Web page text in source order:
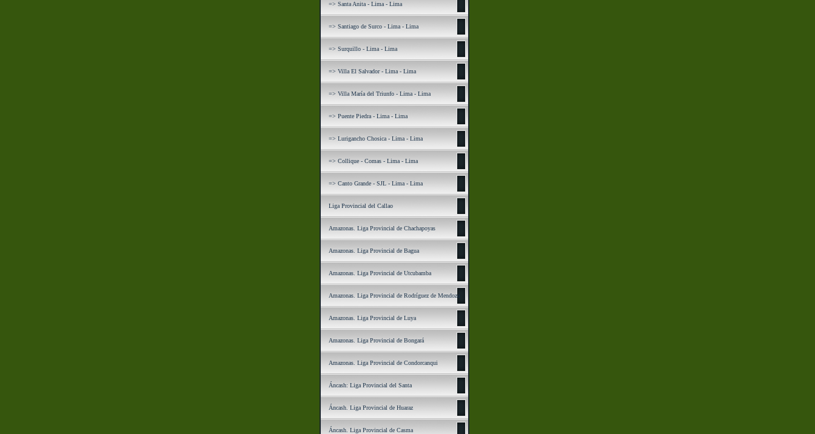
=> Santa Anita - Lima - Lima
=> Santiago de Surco - Lima - Lima
=> Surquillo - Lima - Lima
=> Villa El Salvador - Lima - Lima
=> Villa María del Triunfo - Lima - Lima
=> Puente Piedra - Lima - Lima
=> Lurigancho Chosica - Lima - Lima
=> Collique - Comas - Lima - Lima
=> Canto Grande - SJL - Lima - Lima
Liga Provincial del Callao
Amazonas. Liga Provincial de Chachapoyas
Amazonas. Liga Provincial de Bagua
Amazonas. Liga Provincial de Utcubamba
Amazonas. Liga Provincial de Rodríguez de Mendoza
Amazonas. Liga Provincial de Luya
Amazonas. Liga Provincial de Bongará
Amazonas. Liga Provincial de Condorcanqui
Áncash: Liga Provincial del Santa
Áncash. Liga Provincial de Huaraz
Áncash. Liga Provincial de Casma